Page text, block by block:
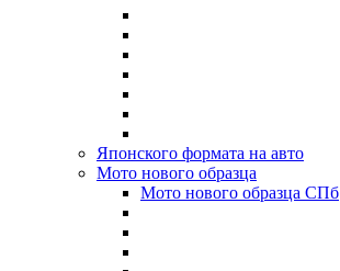
Японского формата на авто
Мото нового образца
Мото нового образца СПб